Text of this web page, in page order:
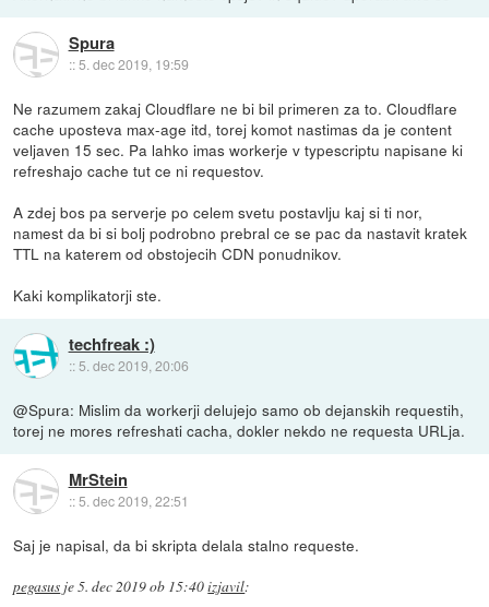
Spura
::5. dec 2019, 19:59
Ne razumem zakaj Cloudflare ne bi bil primeren za to. Cloudflare
cache uposteva max-age itd, torej komot nastimas da je content
veljaven 15 sec. Pa lahko imas workerje v typescriptu napisane ki
refreshajo cache tut ce ni requestov.
A zdej bos pa serverje po celem svetu postavlju kaj si ti nor,
namest da bi si bolj podrobno prebral ce se pac da nastavit kratek
TTL na katerem od obstojecih CDN ponudnikov.
Kaki komplikatorji ste.
techfreak :)
:: 5. dec 2019, 20:06
@Spura: Mislim da workerji delujejo samo ob dejanskih requestih,
torej ne mores refreshati cacha, dokler nekdo ne requesta URLja.
MrStein
::5. dec 2019, 22:51
Saj je napisal, da bi skripta delala stalno requeste.
pegasus je5. dec 2019 ob 15:40izjavil: